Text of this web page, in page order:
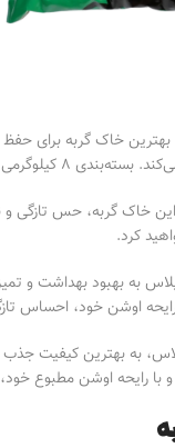
خاک گربه برای
کنید، که معنای تعویض کمتر و هزینه کاهش یافته است.
خاک گربه، حس تازگی و
کرد.
به بهبود بهداشت و
اوشن خود، احساس
به بهترین کیفیت
با رایحه اوشن مطبوع